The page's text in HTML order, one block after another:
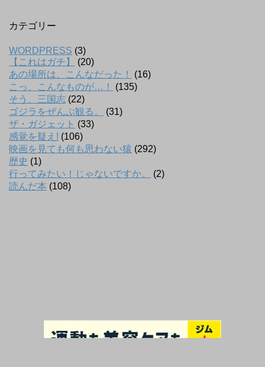
カテゴリー
WORDPRESS (3)
【これはガチ】
(20)
あの場所は、こんなだった！
(16)
こっ、こんなものが…！
(135)
そう、三国志 (22)
ゴジラをぜんぶ観る。
(31)
ザ・ガジェット (33)
感覚を疑え! (106)
映画を見ても何も思わない猿 (292)
歴史 (1)
行ってみたい！じゃないですか。
(2)
読んだ本 (108)